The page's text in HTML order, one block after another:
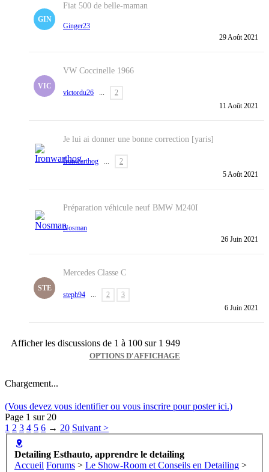
GIN
Fiat 500 de belle-maman
Ginger23
29 Août 2021
VIC
VW Coccinelle 1966
victordu26 ...
2
11 Août 2021
Je lui ai donner une bonne correction [yaris]
Ironwarthog ...
2
5 Août 2021
Préparation véhicule neuf BMW M240I
Nosman
26 Juin 2021
STE
Mercedes Classe C
steph94 ... 2
3
6 Juin 2021
Afficher les discussions de 1 à 100 sur 1 949
OPTIONS D'AFFICHAGE
Chargement...
(Vous devez vous identifier ou vous inscrire pour poster ici.)
Page 1 sur 20
1 2 3 4 5 6 → 20 Suivant >
Detailing Esthauto, apprendre le detailing
Accueil Forums > Le Show-Room et Conseils en Detailing >